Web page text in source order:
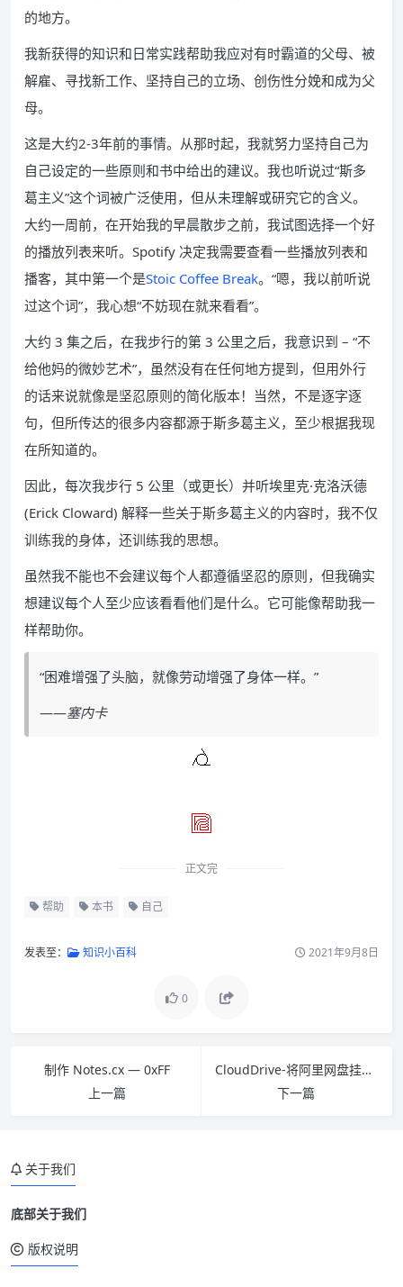
的地方。
我新获得的知识和日常实践帮助我应对有时霸道的父母、被
解雇、寻找新工作、坚持自己的立场、创伤性分娩和成为父
母。
这是大约2-3年前的事情。 从那时起，我就努力坚持自己为
自己设定的一些原则和书中给出的建议。 我也听说过“斯多
葛主义”这个词被广泛使用，但从未理解或研究它的含义。
大约一周前，在开始我的早晨散步之前，我试图选择一个好
的播放列表来听。 Spotify 决定我需要查看一些播放列表和
播客，其中第一个是Stoic Coffee Break。 “嗯，我以前听说
过这个词”，我心想“不妨现在就来看看”。
大约 3 集之后，在我步行的第 3 公里之后，我意识到 – “不
给他妈的微妙艺术”，虽然没有在任何地方提到，但用外行
的话来说就像是坚忍原则的简化版本！ 当然，不是逐字逐
句，但所传达的很多内容都源于斯多葛主义，至少根据我现
在所知道的。
因此，每次我步行 5 公里（或更长）并听埃里克·克洛沃德
(Erick Cloward) 解释一些关于斯多葛主义的内容时，我不仅
训练我的身体，还训练我的思想。
虽然我不能也不会建议每个人都遵循坚忍的原则，但我确实
想建议每个人至少应该看看他们是什么。 它可能像帮助我一
样帮助你。
“困难增强了头脑，就像劳动增强了身体一样。”
——塞内卡
正文完
帮助 本书 自己
发表至： 知识小百科 2021年9月8日
0
制作 Notes.cx — 0xFF
上一篇
CloudDrive-将阿里网盘挂载到本地
下一篇
关于我们
底部关于我们
版权说明